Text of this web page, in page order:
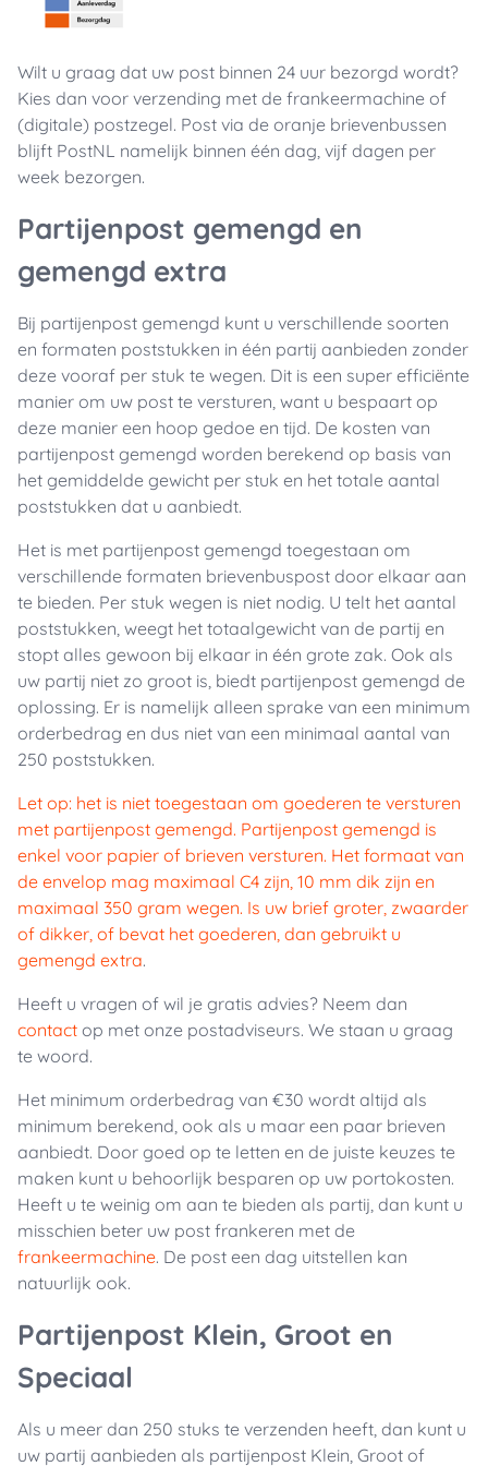
Wilt u graag dat uw post binnen 24 uur bezorgd wordt?
Kies dan voor verzending met de frankeermachine of
(digitale) postzegel. Post via de oranje brievenbussen
blijft PostNL namelijk binnen één dag, vijf dagen per
week bezorgen.
Partijenpost gemengd en
gemengd extra
Bij partijenpost gemengd kunt u verschillende soorten
en formaten poststukken in één partij aanbieden zonder
deze vooraf per stuk te wegen. Dit is een super efficiënte
manier om uw post te versturen, want u bespaart op
deze manier een hoop gedoe en tijd. De kosten van
partijenpost gemengd worden berekend op basis van
het gemiddelde gewicht per stuk en het totale aantal
poststukken dat u aanbiedt.
Het is met partijenpost gemengd toegestaan om
verschillende formaten brievenbuspost door elkaar aan
te bieden. Per stuk wegen is niet nodig. U telt het aantal
poststukken, weegt het totaalgewicht van de partij en
stopt alles gewoon bij elkaar in één grote zak. Ook als
uw partij niet zo groot is, biedt partijenpost gemengd de
oplossing. Er is namelijk alleen sprake van een minimum
orderbedrag en dus niet van een minimaal aantal van
250 poststukken.
Let op: het is niet toegestaan om goederen te versturen
met partijenpost gemengd. Partijenpost gemengd is
enkel voor papier of brieven versturen. Het formaat van
de envelop mag maximaal C4 zijn, 10 mm dik zijn en
maximaal 350 gram wegen. Is uw brief groter, zwaarder
of dikker, of bevat het goederen, dan gebruikt u
gemengd extra.
Heeft u vragen of wil je gratis advies? Neem dan
contact op met onze postadviseurs. We staan u graag
te woord.
Het minimum orderbedrag van €30 wordt altijd als
minimum berekend, ook als u maar een paar brieven
aanbiedt. Door goed op te letten en de juiste keuzes te
maken kunt u behoorlijk besparen op uw portokosten.
Heeft u te weinig om aan te bieden als partij, dan kunt u
misschien beter uw post frankeren met de
frankeermachine. De post een dag uitstellen kan
natuurlijk ook.
Partijenpost Klein, Groot en
Speciaal
Als u meer dan 250 stuks te verzenden heeft, dan kunt u
uw partij aanbieden als partijenpost Klein, Groot of